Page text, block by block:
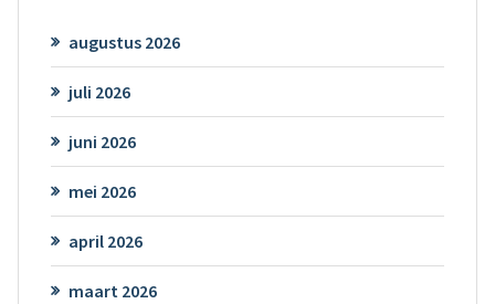
augustus 2026
juli 2026
juni 2026
mei 2026
april 2026
maart 2026